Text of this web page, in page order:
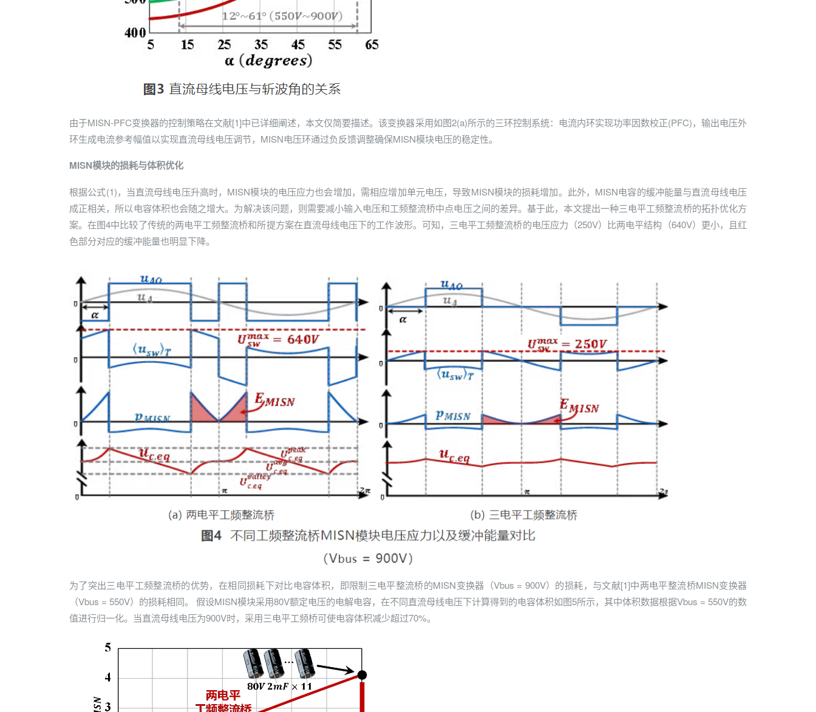
由于MISN-PFC变换器的控制策略在文献[1]中已详细阐述，本文仅简要描述。该变换器采用如图2(a)所示的三环控制系统：电流内环实现功率因数校正(PFC)，输出电压外
环生成电流参考幅值以实现直流母线电压调节，MISN电压环通过负反馈调整确保MISN模块电压的稳定性。
MISN模块的损耗与体积优化
根据公式(1)，当直流母线电压升高时，MISN模块的电压应力也会增加，需相应增加单元电压，导致MISN模块的损耗增加。此外，MISN电容的缓冲能量与直流母线电压
成正相关，所以电容体积也会随之增大。为解决该问题，则需要减小输入电压和工频整流桥中点电压之间的差异。基于此，本文提出一种三电平工频整流桥的拓扑优化方
案。在图4中比较了传统的两电平工频整流桥和所提方案在直流母线电压下的工作波形。可知，三电平工频整流桥的电压应力（250V）比两电平结构（640V）更小，且红
色部分对应的缓冲能量也明显下降。
为了突出三电平工频整流桥的优势，在相同损耗下对比电容体积，即限制三电平整流桥的MISN变换器（Vbus = 900V）的损耗，与文献[1]中两电平整流桥MISN变换器
（Vbus = 550V）的损耗相同。 假设MISN模块采用80V额定电压的电解电容，在不同直流母线电压下计算得到的电容体积如图5所示，其中体积数据根据Vbus = 550V的数
值进行归一化。当直流母线电压为900V时，采用三电平工频桥可使电容体积减少超过70%。